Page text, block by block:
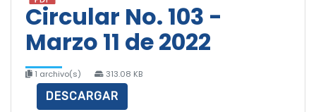
Circular No. 103 -
Marzo 11 de 2022
1 archivo(s) 313.08 KB
DESCARGAR